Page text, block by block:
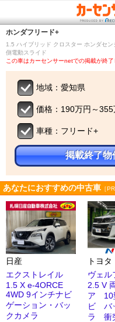
ホンダフリード+
1.5 ハイブリッド クロスター ホンダセ
側電動スライド
この車はカーセンサーnetでの掲載が終了
地域：愛知県
価格：190万円～355
車種：フリード+
掲載終了物
あなたにおすすめの中古車 ［PR
日産
エクストレイル
1.5 X e-4ORCE
4WD 9インチナビ
ゲーション・バッ
クカメラ
トヨタ
ヴェル
2.5 V
ア 10
ビ バ
ラ 衝